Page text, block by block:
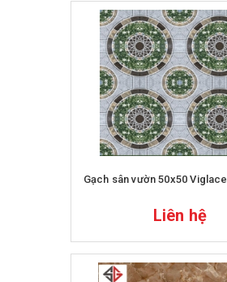
Gạch sân vườn 50x50
Liên hệ